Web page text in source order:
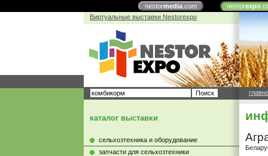
nestormedia.com nestorexpo
Виртуальные выставки Nestorexpo
каталог выставки
сельхозтехника и оборудование
запчасти для сельхозтехники